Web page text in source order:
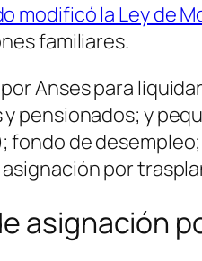
modificó la Ley de
familiares.
por Anses para
pensionados; y
fondo de
por
asignación